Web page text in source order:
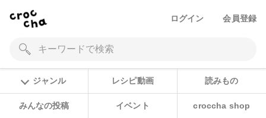
ログイン 会員登録
ジャンル レシピ動画 読みもの
みんなの投稿 イベント croccha shop